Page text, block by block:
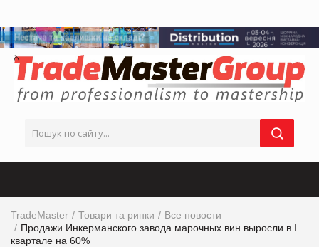
TradeMaster Товари та ринки
Все новости
Продажи Инкерманского завода марочных вин выросли в I
квартале на 60%